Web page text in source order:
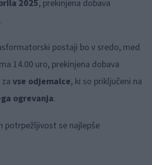
2025, prekinjena dobava
postaji bo v sredo, med
14.00 uro, prekinjena dobava
vse odjemalce, ki so priključeni na
ogrevanja.
potrpežljivost se najlepše